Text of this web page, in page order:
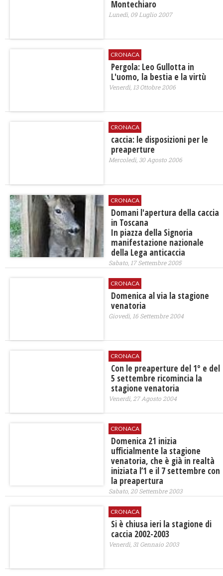
Montechiaro
Lunedì, 09 Luglio 2007
CRONACA
Pergola: Leo Gullotta in
L'uomo, la bestia e la virtù
Venerdì, 13 Ottobre 2006
CRONACA
caccia: le disposizioni per le
preaperture
Mercoledì, 30 Agosto 2006
CRONACA
Domani l'apertura della caccia
in Toscana
In piazza della Signoria
manifestazione nazionale
della Lega anticaccia
Sabato, 17 Settembre 2005
CRONACA
Domenica al via la stagione
venatoria
Giovedì, 16 Settembre 2004
CRONACA
Con le preaperture del 1° e del
5 settembre ricomincia la
stagione venatoria
Venerdì, 27 Agosto 2004
CRONACA
Domenica 21 inizia
ufficialmente la stagione
venatoria, che è già in realtà
iniziata l’1 e il 7 settembre con
la preapertura
Sabato, 20 Settembre 2003
CRONACA
Si è chiusa ieri la stagione di
caccia 2002-2003
Venerdì, 31 Gennaio 2003